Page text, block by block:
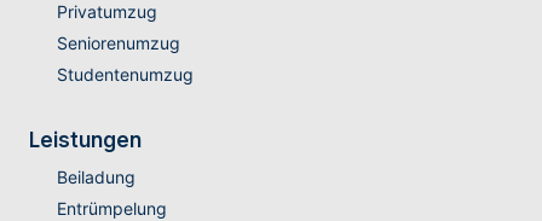
Privatumzug
Seniorenumzug
Studentenumzug
Leistungen
Beiladung
Entrümpelung